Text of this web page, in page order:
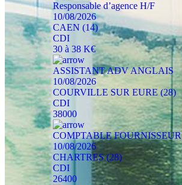
Responsable d’agence H/F
10/08/2026
CAEN (14)
CDI
30 à 38 K€
ASSISTANT ADV ANGLAIS
10/08/2026
COURVILLE SUR EURE (28)
CDI
38000
COMPTABLE FOURNISSEUR
10/08/2026
CHARTRES (28)
CDI
26400